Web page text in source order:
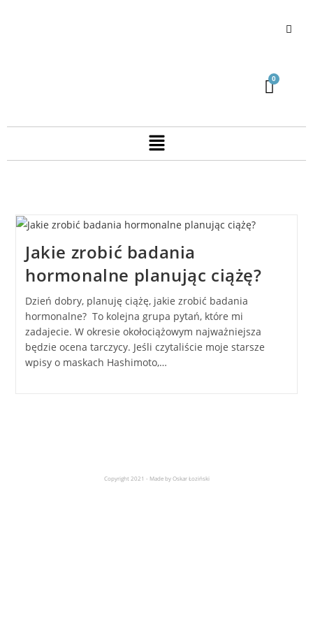
Jakie zrobić badania
hormonalne planując ciążę?
Dzień dobry, planuję ciążę, jakie zrobić badania
hormonalne? To kolejna grupa pytań, które mi
zadajecie. W okresie okołociążowym najważniejsza
będzie ocena tarczycy. Jeśli czytaliście moje starsze
wpisy o maskach Hashimoto,…
Copyright 2021 - Made by Oskar Łoziński